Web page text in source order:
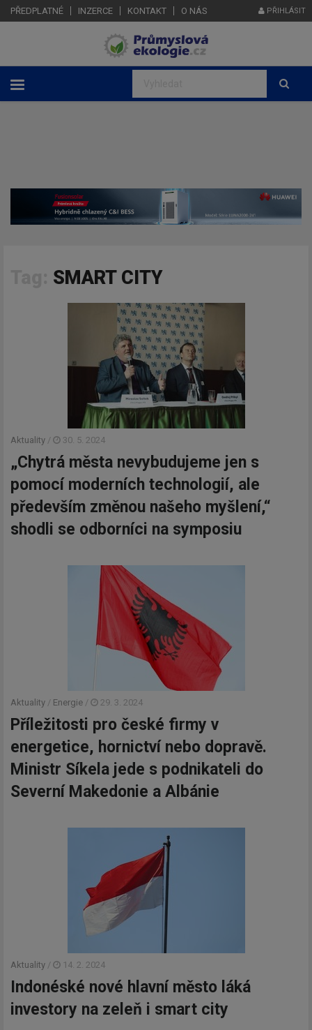
PŘEDPLATNÉ INZERCE KONTAKT O NÁS PŘIHLÁSIT
SMART CITY
Aktuality / 30. 5. 2024
„Chytrá města nevybudujeme jen s
pomocí moderních technologií, ale
především změnou našeho myšlení,“
shodli se odborníci na symposiu
Aktuality / Energie / 29. 3. 2024
Příležitosti pro české firmy v
energetice, hornictví nebo dopravě.
Ministr Síkela jede s podnikateli do
Severní Makedonie a Albánie
Aktuality / 14. 2. 2024
Indonéské nové hlavní město láká
investory na zeleň i smart city